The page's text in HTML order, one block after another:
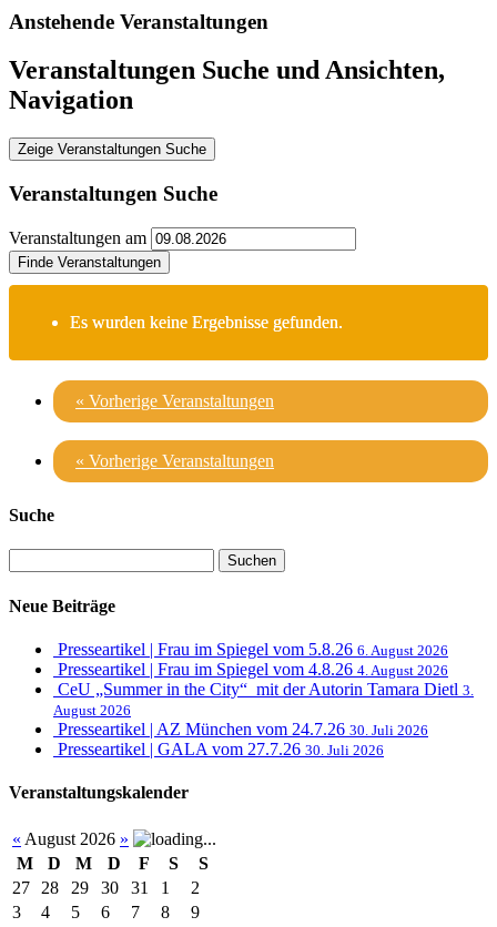
Anstehende Veranstaltungen
Veranstaltungen Suche und Ansichten,
Navigation
Zeige Veranstaltungen Suche
Veranstaltungen Suche
Veranstaltungen am
Es wurden keine Ergebnisse gefunden.
« Vorherige Veranstaltungen
« Vorherige Veranstaltungen
Suche
Neue Beiträge
Presseartikel | Frau im Spiegel vom 5.8.26 6. August 2026
Presseartikel | Frau im Spiegel vom 4.8.26 4. August 2026
CeU „Summer in the City“ mit der Autorin Tamara Dietl 3.
August 2026
Presseartikel | AZ München vom 24.7.26 30. Juli 2026
Presseartikel | GALA vom 27.7.26 30. Juli 2026
Veranstaltungskalender
« August 2026 »
M
D M D F S
S
27
28 29 30 31 1
2
3
4 5 6 7 8 9